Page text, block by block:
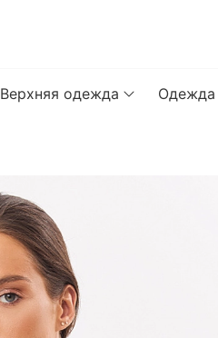
Верхняя одежда Одежда